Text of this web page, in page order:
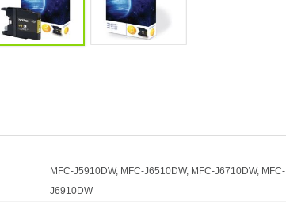
MFC-J5910DW, MFC-J6510DW, MFC-J6710DW, MFC-
J6910DW